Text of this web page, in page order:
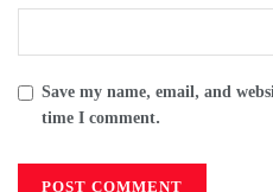
Save my name, email, and
time I comment.